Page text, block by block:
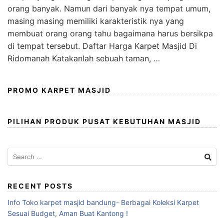
orang banyak. Namun dari banyak nya tempat umum,
masing masing memiliki karakteristik nya yang
membuat orang orang tahu bagaimana harus bersikpa
di tempat tersebut. Daftar Harga Karpet Masjid Di
Ridomanah Katakanlah sebuah taman, …
PROMO KARPET MASJID
PILIHAN PRODUK PUSAT KEBUTUHAN MASJID
Search
for:
RECENT POSTS
Info Toko karpet masjid bandung- Berbagai Koleksi Karpet
Sesuai Budget, Aman Buat Kantong !